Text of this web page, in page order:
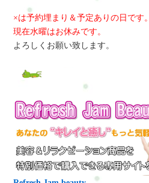
×は予約埋まり＆予定ありの日です。
現在水曜はお休みです。
よろしくお願い致します。